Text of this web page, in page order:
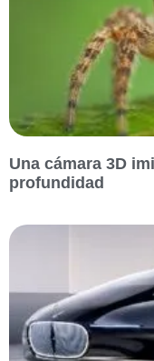
Una cámara 3D
profundidad